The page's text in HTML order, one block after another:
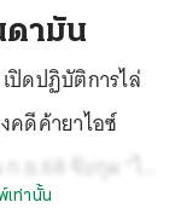
ดามัน
ปิดปฏิบัติการไล่
คดีค้ายาไอซ์
ย.68 จับกุม “ไต๋
เท่านั้น